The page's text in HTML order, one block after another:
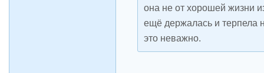
она не от хорошей жизни
ещё держалась и терпела
это неважно.